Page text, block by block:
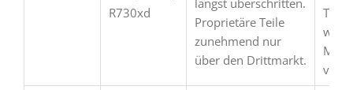
R730xd
längst überschritten.
Proprietäre Teile
zunehmend nur
über den Drittmarkt.
TPM